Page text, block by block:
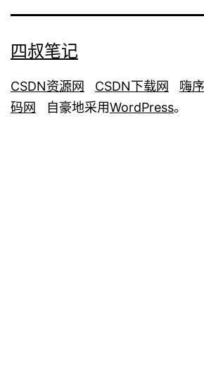
四叔笔记
CSDN资源网 CSDN下载网 嗨
码网 自豪地采用WordPress。